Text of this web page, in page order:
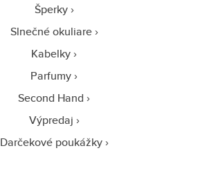
Šperky
Slnečné okuliare
Kabelky
Parfumy
Second Hand
Výpredaj
Darčekové poukážky